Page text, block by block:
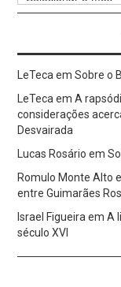
Anteriores
LeTecaemSobre o
LeTecaemA
considerações
Desvairada
Lucas Rosário em
Romulo Monte Alto
entre Guimarães
Israel FigueiraemA
século XVI